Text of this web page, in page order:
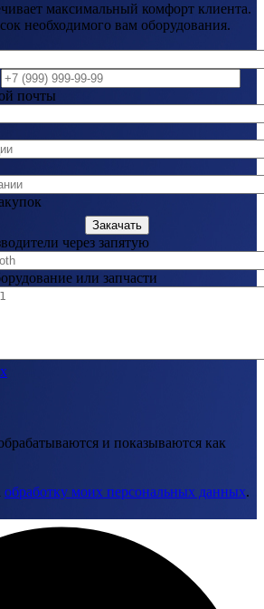
максимальный комфорт клиента.
необходимого вам оборудования.
почты
Закачать
через запятую
или запчасти
и показываются как
обработку моих персональных данных.